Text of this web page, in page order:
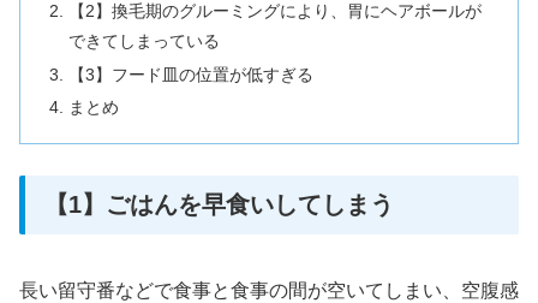
【2】換毛期のグルーミングにより、胃にヘアボールが
できてしまっている
【3】フード皿の位置が低すぎる
まとめ
【1】ごはんを早食いしてしまう
長い留守番などで食事と食事の間が空いてしまい、空腹感